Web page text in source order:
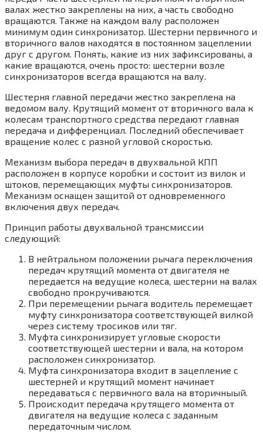
валах жестко закреплены на них, а часть свободно
вращаются. Также на каждом валу расположен
минимум один синхронизатор. Шестерни первичного и
вторичного валов находятся в постоянном зацеплении
друг с другом. Понять, какие из них зафиксированы, а
какие вращаются, очень просто: шестерни возле
синхронизаторов всегда вращаются на валу.
Шестерня главной передачи жестко закреплена на
ведомом валу. Крутящий момент от вторичного вала к
колесам транспортного средства передают главная
передача и дифференциал. Последний обеспечивает
вращение колес с разной угловой скоростью.
Механизм выбора передач в двухвальной КПП
расположен в корпусе коробки и состоит из вилок и
штоков, перемещающих муфты синхронизаторов.
Механизм оснащен защитой от одновременного
включения двух передач.
Принцип работы двухвальной трансмиссии
следующий:
В нейтральном положении рычага переключения
передач крутящий момента от двигателя не
передается на ведущие колеса, шестерни на валах
свободно прокручиваются.
При перемещении рычага водитель перемещает
муфту синхронизатора соответствующей вилкой
через систему тросиков или тяг.
Муфта синхронизирует угловые скорости
соответствующей шестерни и вала, на котором
расположен синхронизатор.
Муфта синхронизатора входит в зацепление с
шестерней и крутящий момент начинает
передаваться с первичного вала на вторичныый.
Происходит передача крутящего момента от
двигателя на ведущие колеса с заданным
передаточным числом.